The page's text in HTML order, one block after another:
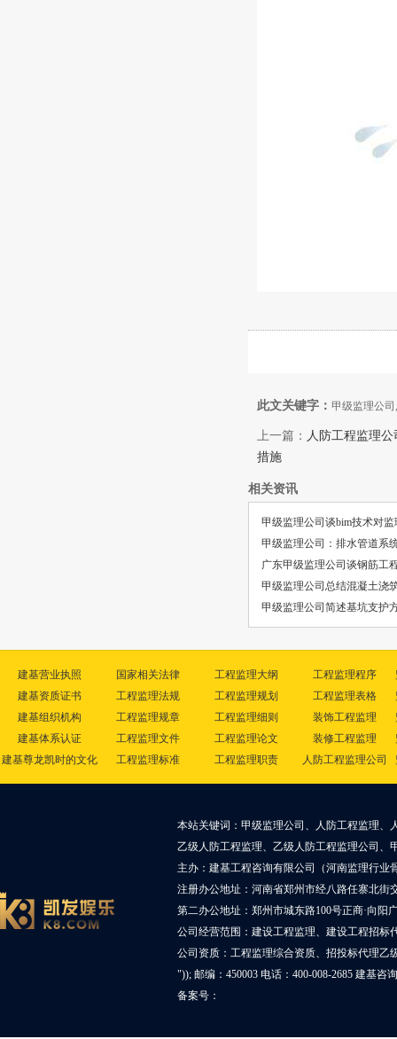
此文关键字： 甲级监理公
上一篇： 人防工程监理
措施
相关资讯
甲级监理公司谈bim技术对
甲级监理公司：排水管道系
广东甲级监理公司谈钢筋工
甲级监理公司总结混凝土浇
甲级监理公司简述基坑支护
建基营业执照
建基资质证书
建基组织机构
建基体系认证
建基尊龙凯时的文化
国家相关法律
工程监理法规
工程监理规章
工程监理文件
工程监理标准
工程监理大纲
工程监理规划
工程监理细则
工程监理论文
工程监理职责
工程监理程序
工程监理表格
装饰工程监理
装修工程监理
人防工程监理公司
本站关键词：甲级监理公司、人防工程监理、
乙级人防工程监理、乙级人防工程监理公司、
主办：建基工程咨询有限公司（河南监理行业
注册办公地址：河南省郑州市经八路任寨北街
第二办公地址：郑州市城东路100号正商·向阳
公司经营范围：建设工程监理、建设工程招标
公司资质：工程监理综合资质、招投标代理乙
")); 邮编：450003 电话：400-008-2685 建基咨
备案号：